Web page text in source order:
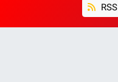
RSS